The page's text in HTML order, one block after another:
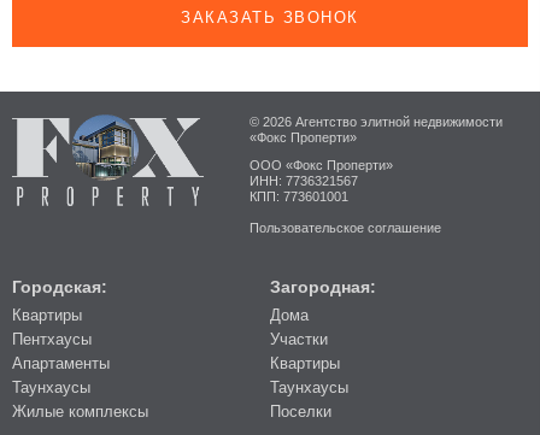
ЗАКАЗАТЬ ЗВОНОК
© 2026 Агентство элитной недвижимости
«Фокс Проперти»
ООО «Фокс Проперти»
ИНН: 7736321567
КПП: 773601001
Пользовательское соглашение
Городская:
Квартиры
Пентхаусы
Апартаменты
Таунхаусы
Жилые комплексы
Загородная:
Дома
Участки
Квартиры
Таунхаусы
Поселки